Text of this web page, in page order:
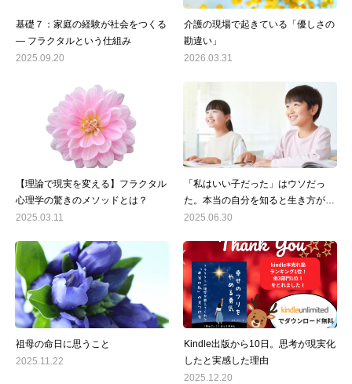
基礎７：家庭の経験が社会をつくる
― フラクタルという仕組み
2025.09.20
介護の現場で起きている「優しさの
勘違い」
2026.03.31
【理論で現実を変える】フラクタル
心理学の驚きのメソッドとは？
2025.03.11
「私はいい子だった」はウソだっ
た。本当の自分を知ると生き方が変
わる
2025.06.30
祖母の命日に思うこと
2025.11.22
Kindle出版から10日。思考が現実化
したと実感した理由
2025.12.20